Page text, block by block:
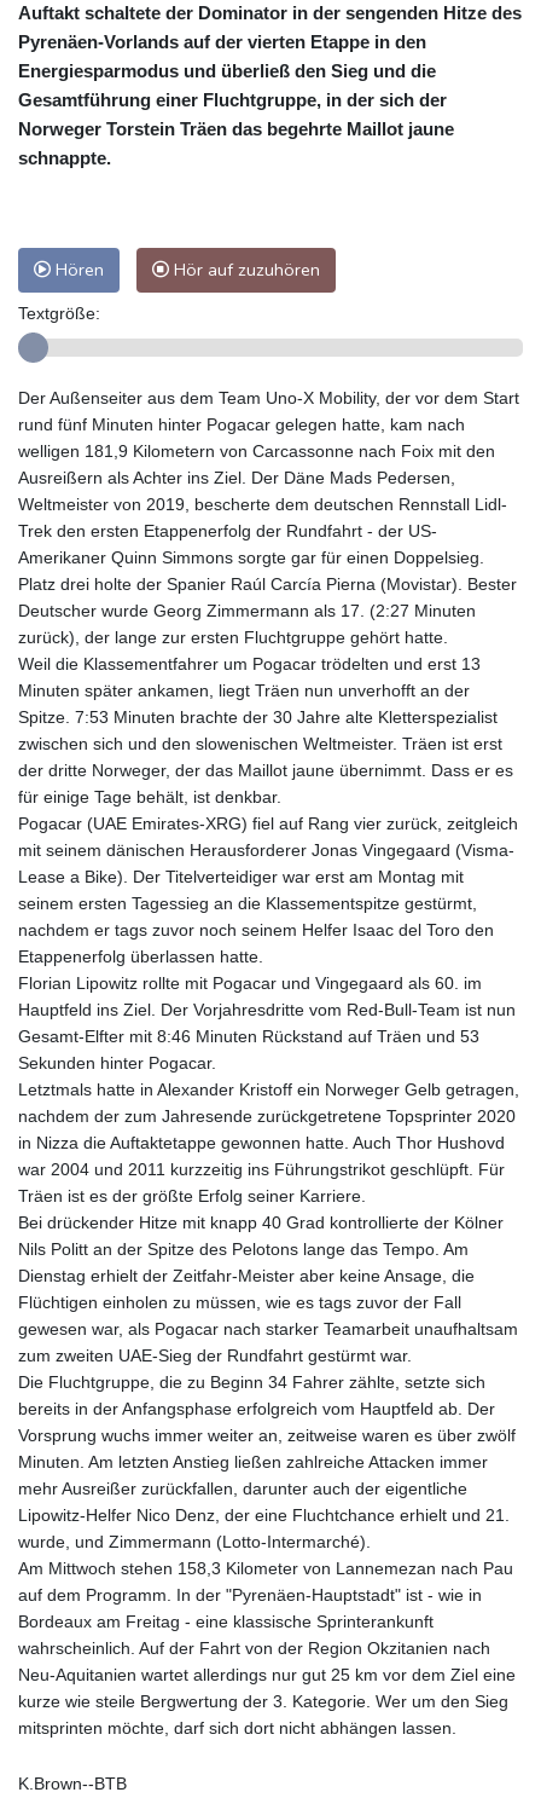
Auftakt schaltete der Dominator in der sengenden Hitze des
Pyrenäen-Vorlands auf der vierten Etappe in den
Energiesparmodus und überließ den Sieg und die
Gesamtführung einer Fluchtgruppe, in der sich der
Norweger Torstein Träen das begehrte Maillot jaune
schnappte.
Hören Hör auf zuzuhören
Textgröße:
Der Außenseiter aus dem Team Uno-X Mobility, der vor dem Start
rund fünf Minuten hinter Pogacar gelegen hatte, kam nach
welligen 181,9 Kilometern von Carcassonne nach Foix mit den
Ausreißern als Achter ins Ziel. Der Däne Mads Pedersen,
Weltmeister von 2019, bescherte dem deutschen Rennstall Lidl-
Trek den ersten Etappenerfolg der Rundfahrt - der US-
Amerikaner Quinn Simmons sorgte gar für einen Doppelsieg.
Platz drei holte der Spanier Raúl Carcía Pierna (Movistar). Bester
Deutscher wurde Georg Zimmermann als 17. (2:27 Minuten
zurück), der lange zur ersten Fluchtgruppe gehört hatte.
Weil die Klassementfahrer um Pogacar trödelten und erst 13
Minuten später ankamen, liegt Träen nun unverhofft an der
Spitze. 7:53 Minuten brachte der 30 Jahre alte Kletterspezialist
zwischen sich und den slowenischen Weltmeister. Träen ist erst
der dritte Norweger, der das Maillot jaune übernimmt. Dass er es
für einige Tage behält, ist denkbar.
Pogacar (UAE Emirates-XRG) fiel auf Rang vier zurück, zeitgleich
mit seinem dänischen Herausforderer Jonas Vingegaard (Visma-
Lease a Bike). Der Titelverteidiger war erst am Montag mit
seinem ersten Tagessieg an die Klassementspitze gestürmt,
nachdem er tags zuvor noch seinem Helfer Isaac del Toro den
Etappenerfolg überlassen hatte.
Florian Lipowitz rollte mit Pogacar und Vingegaard als 60. im
Hauptfeld ins Ziel. Der Vorjahresdritte vom Red-Bull-Team ist nun
Gesamt-Elfter mit 8:46 Minuten Rückstand auf Träen und 53
Sekunden hinter Pogacar.
Letztmals hatte in Alexander Kristoff ein Norweger Gelb getragen,
nachdem der zum Jahresende zurückgetretene Topsprinter 2020
in Nizza die Auftaktetappe gewonnen hatte. Auch Thor Hushovd
war 2004 und 2011 kurzzeitig ins Führungstrikot geschlüpft. Für
Träen ist es der größte Erfolg seiner Karriere.
Bei drückender Hitze mit knapp 40 Grad kontrollierte der Kölner
Nils Politt an der Spitze des Pelotons lange das Tempo. Am
Dienstag erhielt der Zeitfahr-Meister aber keine Ansage, die
Flüchtigen einholen zu müssen, wie es tags zuvor der Fall
gewesen war, als Pogacar nach starker Teamarbeit unaufhaltsam
zum zweiten UAE-Sieg der Rundfahrt gestürmt war.
Die Fluchtgruppe, die zu Beginn 34 Fahrer zählte, setzte sich
bereits in der Anfangsphase erfolgreich vom Hauptfeld ab. Der
Vorsprung wuchs immer weiter an, zeitweise waren es über zwölf
Minuten. Am letzten Anstieg ließen zahlreiche Attacken immer
mehr Ausreißer zurückfallen, darunter auch der eigentliche
Lipowitz-Helfer Nico Denz, der eine Fluchtchance erhielt und 21.
wurde, und Zimmermann (Lotto-Intermarché).
Am Mittwoch stehen 158,3 Kilometer von Lannemezan nach Pau
auf dem Programm. In der "Pyrenäen-Hauptstadt" ist - wie in
Bordeaux am Freitag - eine klassische Sprinterankunft
wahrscheinlich. Auf der Fahrt von der Region Okzitanien nach
Neu-Aquitanien wartet allerdings nur gut 25 km vor dem Ziel eine
kurze wie steile Bergwertung der 3. Kategorie. Wer um den Sieg
mitsprinten möchte, darf sich dort nicht abhängen lassen.
K.Brown--BTB